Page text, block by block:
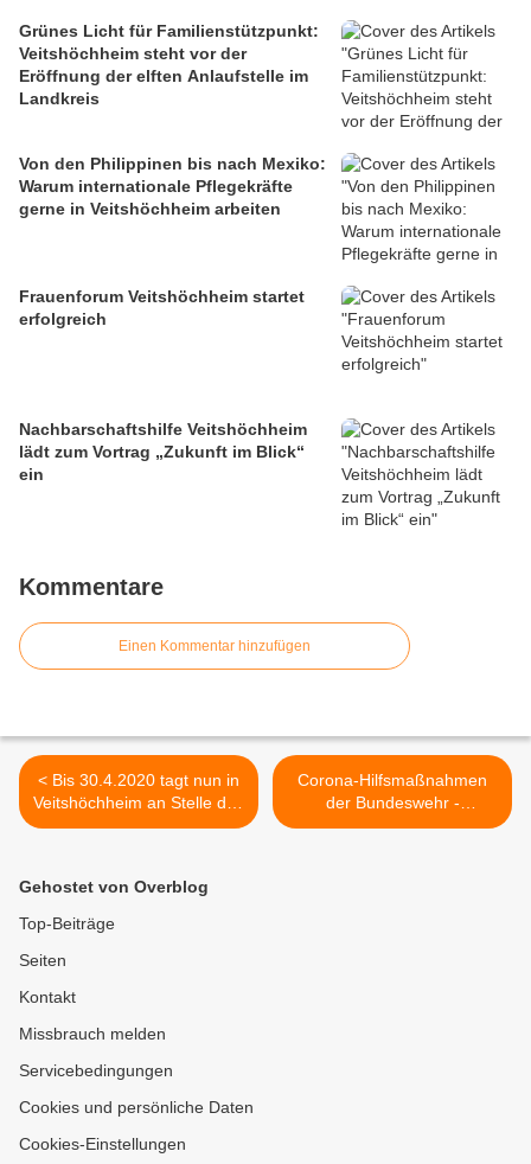
Grünes Licht für Familienstützpunkt:
Veitshöchheim steht vor der
Eröffnung der elften Anlaufstelle im
Landkreis
Von den Philippinen bis nach Mexiko:
Warum internationale Pflegekräfte
gerne in Veitshöchheim arbeiten
Frauenforum Veitshöchheim startet
erfolgreich
Nachbarschaftshilfe Veitshöchheim
lädt zum Vortrag „Zukunft im Blick“
ein
Kommentare
Einen Kommentar hinzufügen
< Bis 30.4.2020 tagt nun in
Veitshöchheim an Stelle des
Gemeinderates der
erstmals am 31. März in
den Mainfrankensälen
Corona-Hilfsmaßnahmen
der Bundeswehr -
Sachstand am
Gehostet von Overblog
Top-Beiträge
Seiten
Kontakt
Missbrauch melden
Servicebedingungen
Cookies und persönliche Daten
Cookies-Einstellungen